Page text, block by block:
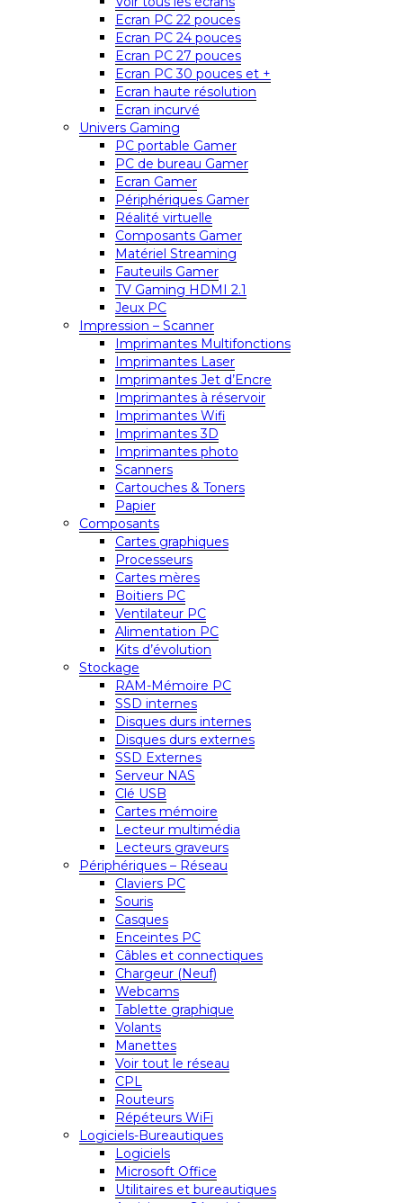
Ecran PC 22 pouces
Ecran PC 24 pouces
Ecran PC 27 pouces
Ecran PC 30 pouces et +
Ecran haute résolution
Ecran incurvé
Univers Gaming
PC portable Gamer
PC de bureau Gamer
Ecran Gamer
Périphériques Gamer
Réalité virtuelle
Composants Gamer
Matériel Streaming
Fauteuils Gamer
TV Gaming HDMI 2.1
Jeux PC
Impression – Scanner
Imprimantes Multifonctions
Imprimantes Laser
Imprimantes Jet d’Encre
Imprimantes à réservoir
Imprimantes Wifi
Imprimantes 3D
Imprimantes photo
Scanners
Cartouches & Toners
Papier
Composants
Cartes graphiques
Processeurs
Cartes mères
Boitiers PC
Ventilateur PC
Alimentation PC
Kits d’évolution
Stockage
RAM-Mémoire PC
SSD internes
Disques durs internes
Disques durs externes
SSD Externes
Serveur NAS
Clé USB
Cartes mémoire
Lecteur multimédia
Lecteurs graveurs
Périphériques – Réseau
Claviers PC
Souris
Casques
Enceintes PC
Câbles et connectiques
Chargeur (Neuf)
Webcams
Tablette graphique
Volants
Manettes
Voir tout le réseau
CPL
Routeurs
Répéteurs WiFi
Logiciels-Bureautiques
Logiciels
Microsoft Office
Utilitaires et bureautiques